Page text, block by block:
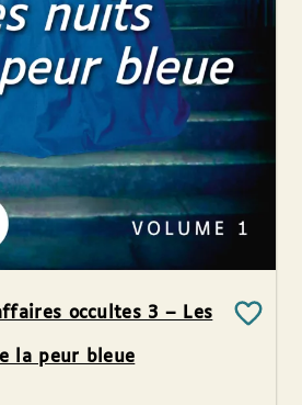
occultes 3 – Les
la peur bleue